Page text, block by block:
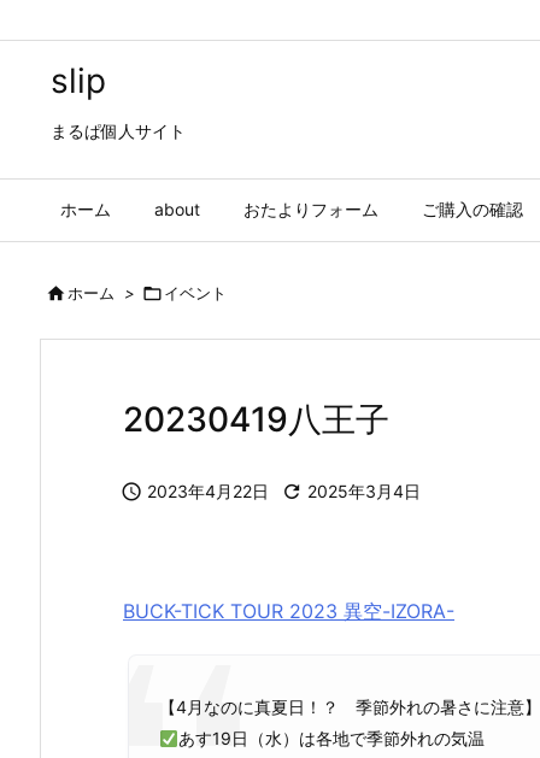
slip
まるぱ個人サイト
ホーム about おたよりフォーム ご購入の確認
ホーム > イベント
20230419八王子
 2023年4月22日  2025年3月4日
BUCK-TICK TOUR 2023 異空-IZORA-
【4月なのに真夏日！？ 季節外れの暑さに注意】
あす19日（水）は各地で季節外れの気温